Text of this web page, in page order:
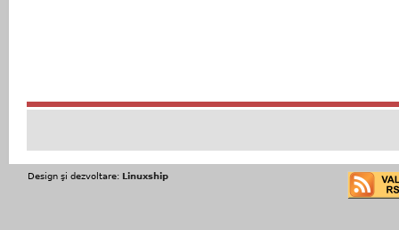
Design şi dezvoltare: Linuxship